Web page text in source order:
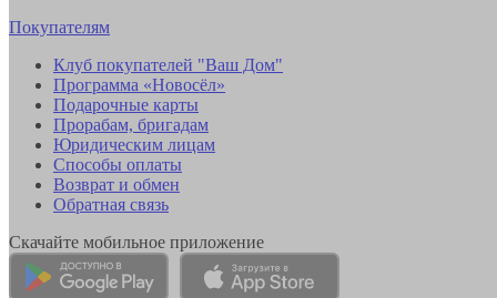
Покупателям
Клуб покупателей "Ваш Дом"
Программа «Новосёл»
Подарочные карты
Прорабам, бригадам
Юридическим лицам
Способы оплаты
Возврат и обмен
Обратная связь
Скачайте мобильное приложение